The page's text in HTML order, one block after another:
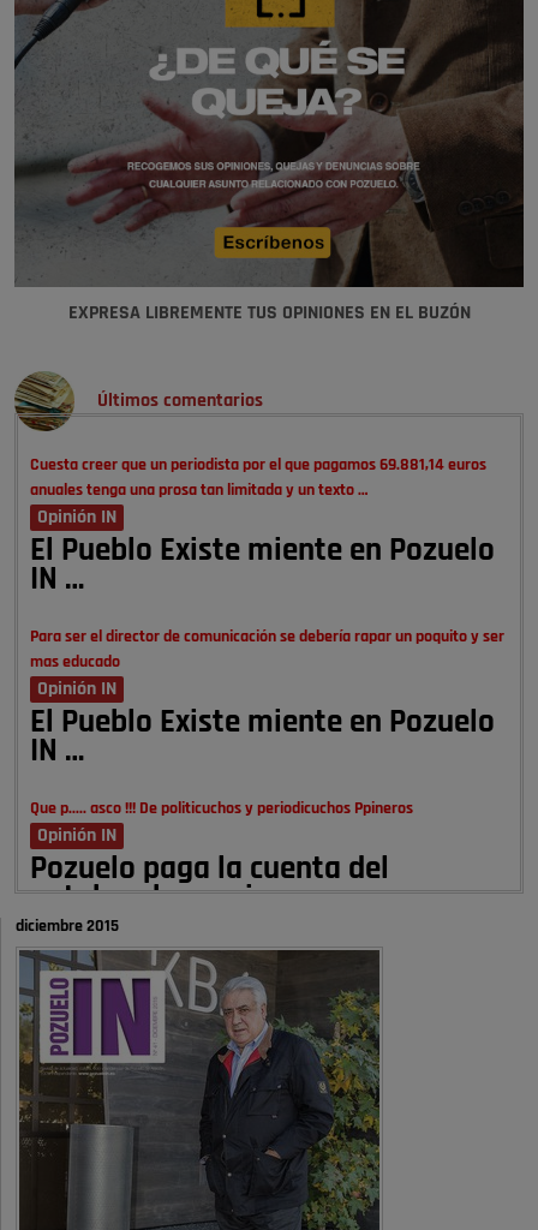
EXPRESA LIBREMENTE TUS OPINIONES EN EL BUZÓN
Últimos comentarios
Cuesta creer que un periodista por el que pagamos 69.881,14 euros
anuales tenga una prosa tan limitada y un texto …
Opinión IN
El Pueblo Existe miente en Pozuelo
IN …
Para ser el director de comunicación se debería rapar un poquito y ser
mas educado
Opinión IN
El Pueblo Existe miente en Pozuelo
IN …
Que p..... asco !!! De politicuchos y periodicuchos Ppineros
Opinión IN
Pozuelo paga la cuenta del
autobombo: casi …
Señora Alcaldesa Ud no ha vivido nunca en Pozuelo , pero yo si desde
hace más de 60 años , …
Pozuelo de Alarcón
Quejas por el deterioro de la
limpieza …
A ver si es posible que haya vivienda para familias con hijos y no
solamente jóvenes que no es tan …
Pozuelo desbloquea
diciembre 2015